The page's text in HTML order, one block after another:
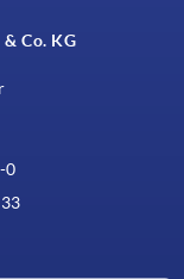
Co. KG
0